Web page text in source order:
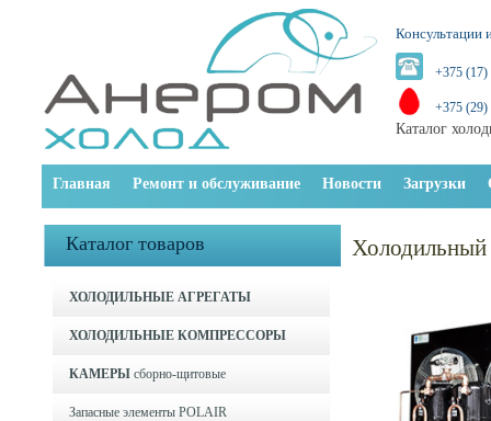
Консультации
+375 (17)
+375 (29)
Каталог
Главная Ремонт и обслуживание Новости Загрузки
Каталог товаров
ХОЛОДИЛЬНЫЕ АГРЕГАТЫ
ХОЛОДИЛЬНЫЕ КОМПРЕССОРЫ
КАМЕРЫ сборно-щитовые
Запасные элементы POLAIR
Холодильный